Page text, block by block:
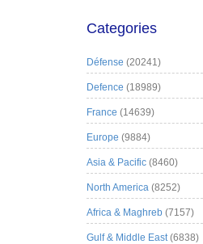
Categories
Défense (20241)
Defence (18989)
France (14639)
Europe (9884)
Asia & Pacific (8460)
North America (8252)
Africa & Maghreb (7157)
Gulf & Middle East(6838)